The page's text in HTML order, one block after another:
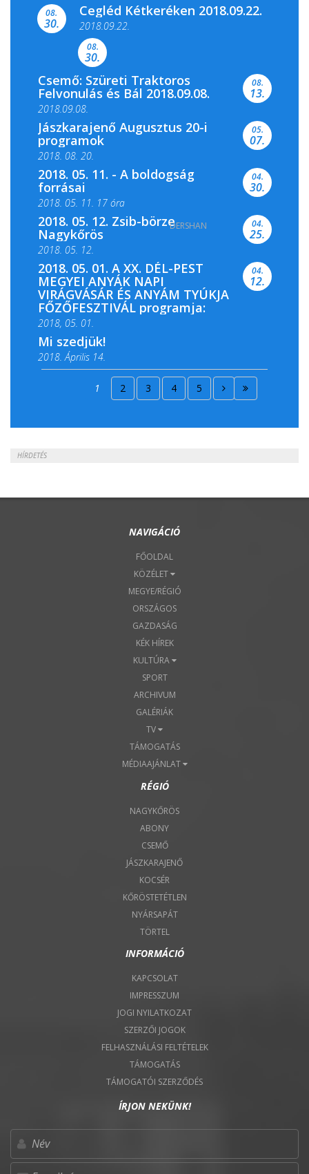
Színes és tartalmas programokkal várja a
Csemői Községi Könyvtár és...
08.
30.
Cegléd Kétkeréken 2018.09.22.
2018.09.22.
08.
30.
Csemő: Szüreti Traktoros
Felvonulás és Bál 2018.09.08.
2018.09.08.
08.
13.
Jászkarajenő Augusztus 20-i
programok
2018. 08. 20.
05.
07.
2018. 05. 11. - A boldogság
forrásai
2018. 05. 11. 17 óra
2018. 05. 11. 19 óra
04.
30.
2018. 05. 12. Zsib-börze
Nagykőrös
2018. 05. 12.
04.
25.
2018. 05. 01. A XX. DÉL-PEST
MEGYEI ANYÁK NAPI
VIRÁGVÁSÁR ÉS ANYÁM TYÚKJA
FŐZŐFESZTIVÁL programja:
2018, 05. 01.
04.
12.
Mi szedjük!
2018. Április 14.
2018. Április 15.
1 2 3 4 5
HÍRDETÉS
NAVIGÁCIÓ
FŐOLDAL
KÖZÉLET
MEGYE/RÉGIÓ
ORSZÁGOS
GAZDASÁG
KÉK HÍREK
KULTÚRA
SPORT
ARCHIVUM
GALÉRIÁK
TV
TÁMOGATÁS
MÉDIAAJÁNLAT
RÉGIÓ
NAGYKŐRÖS
ABONY
CSEMŐ
JÁSZKARAJENŐ
KOCSÉR
KŐRÖSTETÉTLEN
NYÁRSAPÁT
TÖRTEL
DERSHAN
INFORMÁCIÓ
KAPCSOLAT
IMPRESSZUM
JOGI NYILATKOZAT
SZERZŐI JOGOK
FELHASZNÁLÁSI FELTÉTELEK
TÁMOGATÁS
TÁMOGATÓI SZERZŐDÉS
ÍRJON NEKÜNK!